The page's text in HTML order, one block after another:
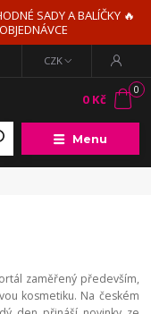
SADY A BALÍČKY 🔥
Menu
CZK
0
0 Kč
zaměřený především,
kosmetiku. Na českém